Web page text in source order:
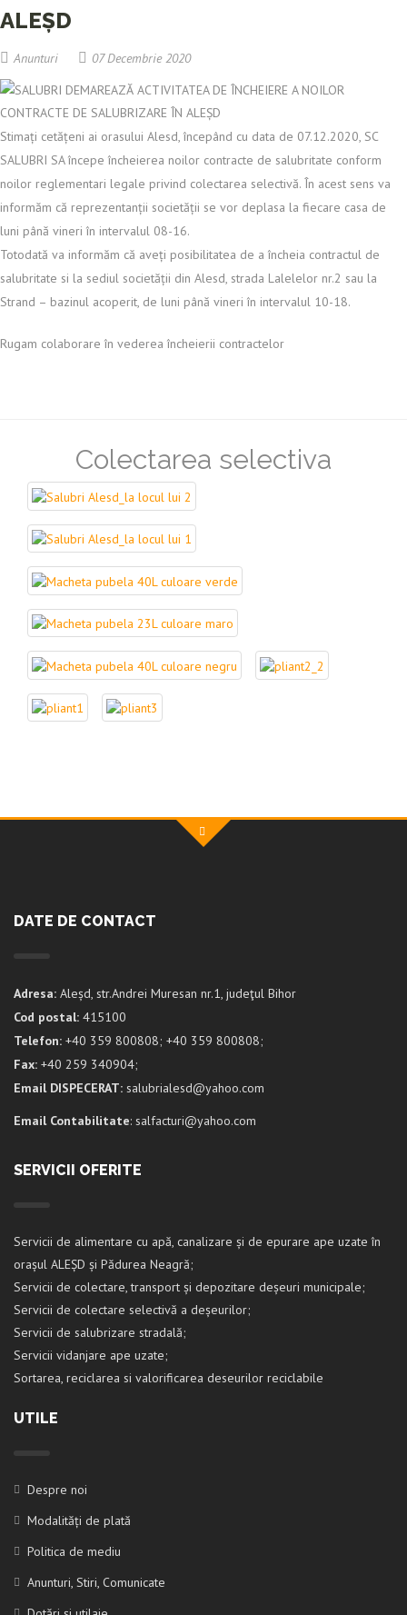
ALEȘD
Anunturi 07 Decembrie 2020
Stimați cetățeni ai orasului Alesd, începând cu data de 07.12.2020, SC
SALUBRI SA începe încheierea noilor contracte de salubritate conform
noilor reglementari legale privind colectarea selectivă. În acest sens va
informăm că reprezentanții societății se vor deplasa la fiecare casa de
luni până vineri în intervalul 08-16.
Totodată va informăm că aveți posibilitatea de a încheia contractul de
salubritate si la sediul societății din Alesd, strada Lalelelor nr.2 sau la
Strand – bazinul acoperit, de luni până vineri în intervalul 10-18.
Rugam colaborare în vederea încheierii contractelor
Colectarea selectiva
DATE DE CONTACT
Adresa: Aleșd, str.Andrei Muresan nr.1, judeţul Bihor
Cod postal: 415100
Telefon: +40 359 800808; +40 359 800808;
Fax: +40 259 340904;
Email DISPECERAT: salubrialesd@yahoo.com
Email Contabilitate: salfacturi@yahoo.com
SERVICII OFERITE
Servicii de alimentare cu apă, canalizare și de epurare ape uzate în
orașul ALEȘD și Pădurea Neagră;
Servicii de colectare, transport și depozitare deșeuri municipale;
Servicii de colectare selectivă a deșeurilor;
Servicii de salubrizare stradală;
Servicii vidanjare ape uzate;
Sortarea, reciclarea si valorificarea deseurilor reciclabile
UTILE
Despre noi
Modalități de plată
Politica de mediu
Anunturi, Stiri, Comunicate